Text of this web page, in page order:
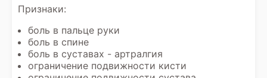
Признаки:
боль в пальце руки
боль в спине
боль в суставах - артралгия
ограничение подвижности кисти